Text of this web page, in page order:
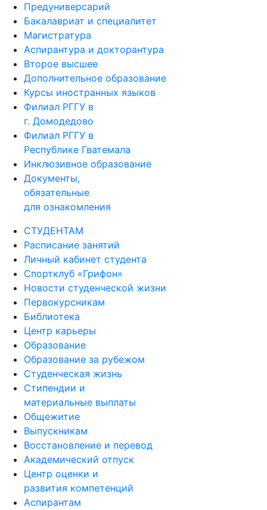
Предуниверсарий
Бакалавриат и специалитет
Магистратура
Аспирантура и докторантура
Второе высшее
Дополнительное образование
Курсы иностранных языков
Филиал РГГУ в
г. Домодедово
Филиал РГГУ в
Республике Гватемала
Инклюзивное образование
Документы,
обязательные
для ознакомления
СТУДЕНТАМ
Расписание занятий
Личный кабинет студента
Спортклуб «Грифон»
Новости студенческой жизни
Первокурсникам
Библиотека
Центр карьеры
Образование
Образование за рубежом
Студенческая жизнь
Стипендии и
материальные выплаты
Общежитие
Выпускникам
Восстановление и перевод
Академический отпуск
Центр оценки и
развития компетенций
Аспирантам